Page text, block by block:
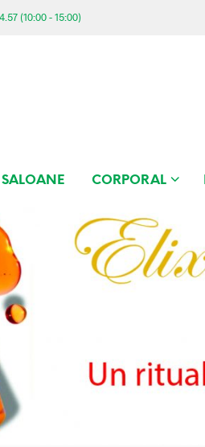
(10:00 - 15:00)
SALOANE CORPORAL